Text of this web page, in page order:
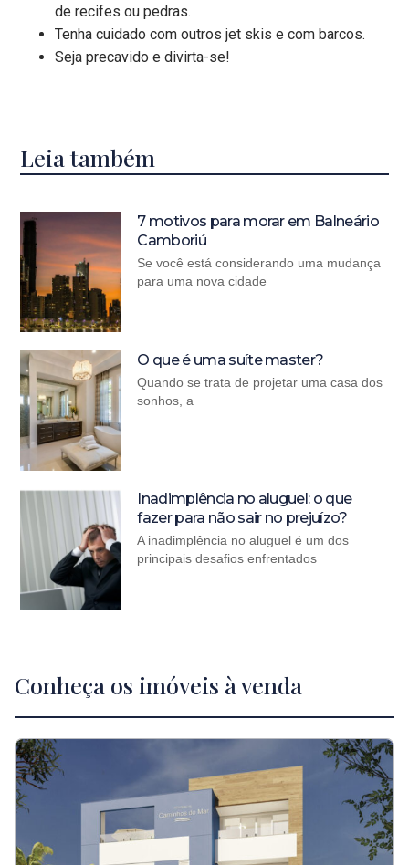
de recifes ou pedras.
Tenha cuidado com outros jet skis e com barcos.
Seja precavido e divirta-se!
Leia também
7 motivos para morar em Balneário
Camboriú
Se você está considerando uma mudança
para uma nova cidade
O que é uma suíte master?
Quando se trata de projetar uma casa dos
sonhos, a
Inadimplência no aluguel: o que
fazer para não sair no prejuízo?
A inadimplência no aluguel é um dos
principais desafios enfrentados
Conheça os imóveis à venda